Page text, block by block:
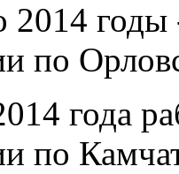
2014 годы
года
по